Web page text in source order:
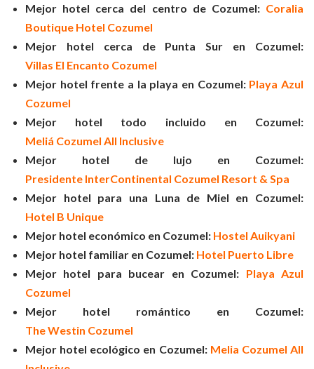
Mejor hotel cerca del centro de Cozumel: Coralia
Boutique Hotel Cozumel
Mejor hotel cerca de Punta Sur en Cozumel:
Villas El Encanto Cozumel
Mejor hotel frente a la playa en Cozumel: Playa Azul
Cozumel
Mejor hotel todo incluido en Cozumel:
Meliá Cozumel All Inclusive
Mejor hotel de lujo en Cozumel:
Presidente InterContinental Cozumel Resort & Spa
Mejor hotel para una Luna de Miel en Cozumel:
Hotel B Unique
Mejor hotel económico en Cozumel: Hostel Auikyani
Mejor hotel familiar en Cozumel: Hotel Puerto Libre
Mejor hotel para bucear en Cozumel: Playa Azul
Cozumel
Mejor hotel romántico en Cozumel:
The Westin Cozumel
Mejor hotel ecológico en Cozumel: Melia Cozumel All